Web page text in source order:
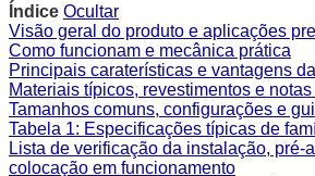
Índice Ocultar
Visão geral do produto e aplicações
Como funcionam e mecânica prática
Principais caraterísticas e vantagens
Materiais típicos, revestimentos e
Tamanhos comuns, configurações e
Tabela 1: Especificações típicas de
Lista de verificação da instalação, pré-
colocação em funcionamento